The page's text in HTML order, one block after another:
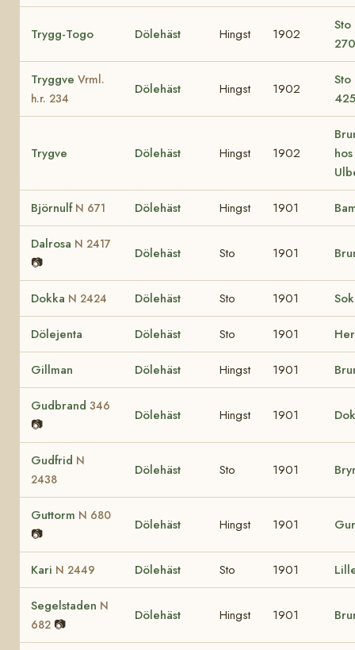
Trygg-Togo Dölehäst Hingst 1902
270
Tryggve Vrml.
h.r. 234
Dölehäst Hingst 1902
425
Trygve Dölehäst Hingst 1902
Björnulf N 671 Dölehäst Hingst 1901
Dalrosa N 2417
📷
Dölehäst Sto 1901
Dokka N 2424 Dölehäst Sto 1901
Dölejenta Dölehäst Sto 1901
Gillman Dölehäst Hingst 1901
Gudbrand 346
📷
Dölehäst Hingst 1901
Gudfrid N
2438
Dölehäst Sto 1901
Guttorm N 680
📷
Dölehäst Hingst 1901
Kari N 2449 Dölehäst Sto 1901
Segelstaden N
682 📷
Dölehäst Hingst 1901